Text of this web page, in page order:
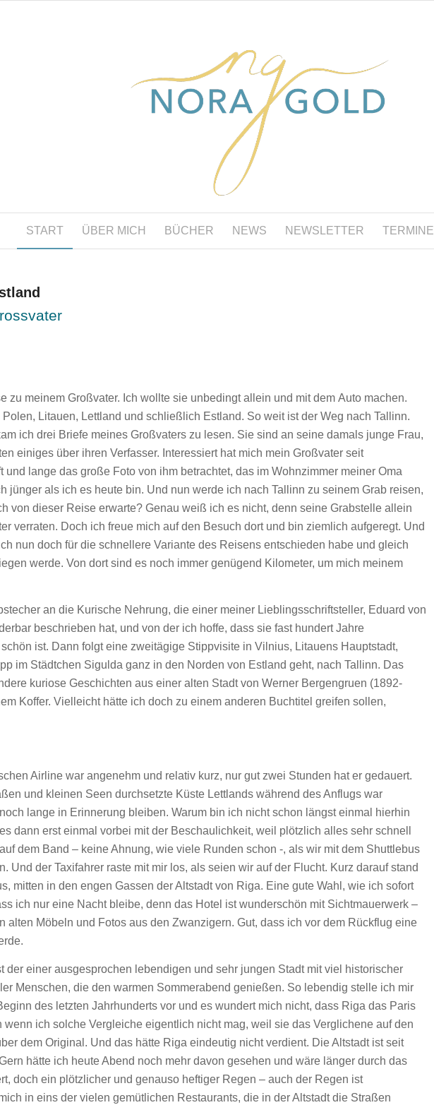
START ÜBER MICH BÜCHER NEWS NEWSLETTER TERMINE
zu meinem Großvater. Ich wollte sie unbedingt allein und mit dem Auto machen.
Litauen, Lettland und schließlich Estland. So weit ist der Weg nach Tallinn.
ich drei Briefe meines Großvaters zu lesen. Sie sind an seine damals junge Frau,
einiges über ihren Verfasser. Interessiert hat mich mein Großvater seit
und lange das große Foto von ihm betrachtet, das im Wohnzimmer meiner Oma
jünger als ich es heute bin. Und nun werde ich nach Tallinn zu seinem Grab reisen,
von dieser Reise erwarte? Genau weiß ich es nicht, denn seine Grabstelle allein
verraten. Doch ich freue mich auf den Besuch dort und bin ziemlich aufgeregt. Und
nun doch für die schnellere Variante des Reisens entschieden habe und gleich
werde. Von dort sind es noch immer genügend Kilometer, um mich meinem
an die Kurische Nehrung, die einer meiner Lieblingsschriftsteller, Eduard von
beschrieben hat, und von der ich hoffe, dass sie fast hundert Jahre
ist. Dann folgt eine zweitägige Stippvisite in Vilnius, Litauens Hauptstadt,
im Städtchen Sigulda ganz in den Norden von Estland geht, nach Tallinn. Das
kuriose Geschichten aus einer alten Stadt von Werner Bergengruen (1892-
Koffer. Vielleicht hätte ich doch zu einem anderen Buchtitel greifen sollen,
Airline war angenehm und relativ kurz, nur gut zwei Stunden hat er gedauert.
und kleinen Seen durchsetzte Küste Lettlands während des Anflugs war
lange in Erinnerung bleiben. Warum bin ich nicht schon längst einmal hierhin
dann erst einmal vorbei mit der Beschaulichkeit, weil plötzlich alles sehr schnell
dem Band – keine Ahnung, wie viele Runden schon -, als wir mit dem Shuttlebus
Und der Taxifahrer raste mit mir los, als seien wir auf der Flucht. Kurz darauf stand
mitten in den engen Gassen der Altstadt von Riga. Eine gute Wahl, wie ich sofort
ich nur eine Nacht bleibe, denn das Hotel ist wunderschön mit Sichtmauerwerk –
alten Möbeln und Fotos aus den Zwanzigern. Gut, dass ich vor dem Rückflug eine
der einer ausgesprochen lebendigen und sehr jungen Stadt mit viel historischer
Menschen, die den warmen Sommerabend genießen. So lebendig stelle ich mir
des letzten Jahrhunderts vor und es wundert mich nicht, dass Riga das Paris
ich solche Vergleiche eigentlich nicht mag, weil sie das Verglichene auf den
dem Original. Und das hätte Riga eindeutig nicht verdient. Die Altstadt ist seit
hätte ich heute Abend noch mehr davon gesehen und wäre länger durch das
doch ein plötzlicher und genauso heftiger Regen – auch der Regen ist
in eins der vielen gemütlichen Restaurants, die in der Altstadt die Straßen